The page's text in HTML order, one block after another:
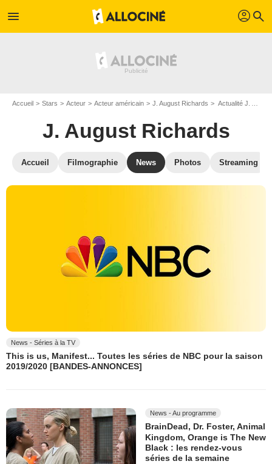
menu profil search
Accueil Stars Acteur Acteur américain J. August Richards Actualité J. August Richards
J. August Richards
Accueil Filmographie News Photos Streaming
News - Séries à la TV
This is us, Manifest... Toutes les séries de NBC pour la saison
2019/2020 [BANDES-ANNONCES]
News - Au programme
BrainDead, Dr. Foster, Animal
Kingdom, Orange is The New
Black : les rendez-vous
séries de la semaine